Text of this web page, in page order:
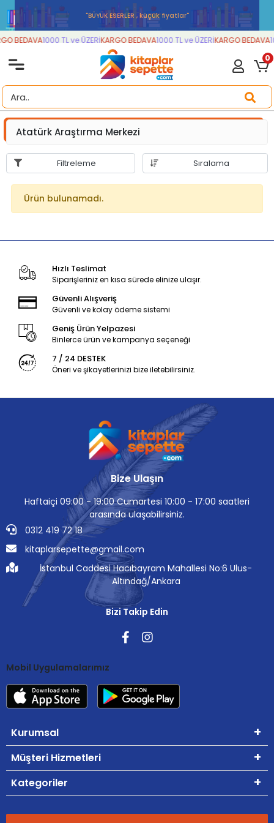
''BÜYÜK ESERLER , küçük fiyatlar''
BEDAVA1000 TL ve ÜZERİKARGO BEDAVA1000 TL ve ÜZERİKARGO BEDAVA
0
Atatürk Araştırma Merkezi
Filtreleme Sıralama
Ürün bulunamadı.
Hızlı Teslimat
Siparişleriniz en kısa sürede elinize ulaşır.
Güvenli Alışveriş
Güvenli ve kolay ödeme sistemi
Geniş Ürün Yelpazesi
Binlerce ürün ve kampanya seçeneği
7 / 24 DESTEK
Öneri ve şikayetlerinizi bize iletebilirsiniz.
Bize Ulaşın
Haftaiçi 09:00 - 19:00 Cumartesi 10:00 - 17:00 saatleri
arasında ulaşabilirsiniz.
0312 419 72 18
kitaplarsepette@gmail.com
İstanbul Caddesi Hacıbayram Mahallesi No:6 Ulus-
Altındağ/Ankara
Bizi Takip Edin
Mobil Uygulamalarımız
Kurumsal
Müşteri Hizmetleri
Kategoriler